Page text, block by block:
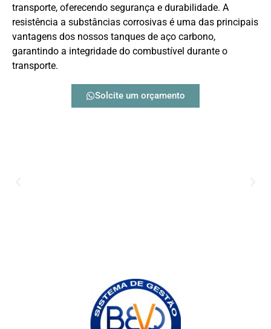
transporte, oferecendo segurança e durabilidade. A
resistência a substâncias corrosivas é uma das principais
vantagens dos nossos tanques de aço carbono,
garantindo a integridade do combustível durante o
transporte.
Solcite um orçamento